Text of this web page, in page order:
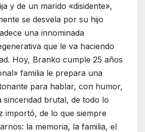
y de un marido «disidente»,
se desvela por su hijo
una innominada
que le va haciendo
Hoy, Branko cumple 25 años
familia le prepara una
para hablar, con humor,
sinceridad brutal, de todo lo
importó, de lo que siempre
la memoria, la familia, el